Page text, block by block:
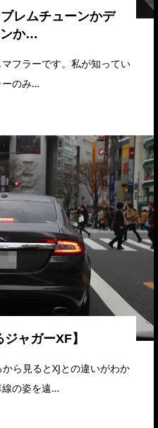
レムチューンかデ
か…
フラーです。私が知ってい
ーのみ…
ジャガーXF】
ら見るとXJとの違いがわか
線の姿を遠…